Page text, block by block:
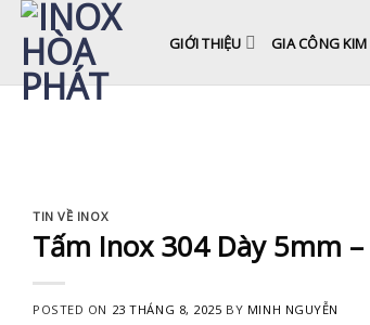
Skip
content
GIỚI THIỆU GIA CÔNG
TIN VỀ INOX
Tấm Inox 304 Dày 5mm
POSTED ON 23 THÁNG 8, 2025 BY MINH NGUYỄN